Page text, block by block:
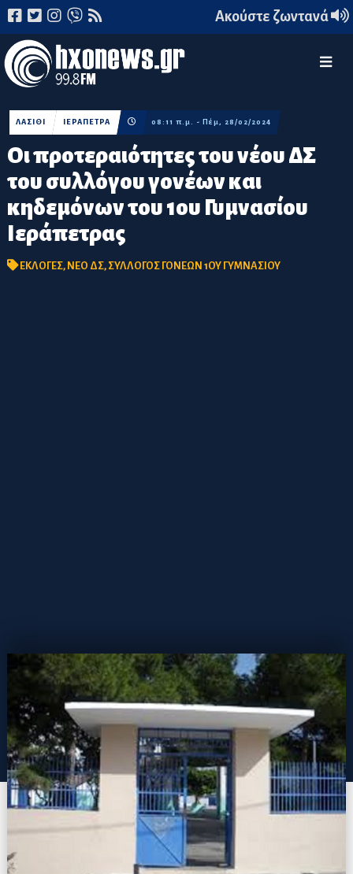
Ακούστε ζωντανά
Οι προτεραιότητες του νέου ΔΣ
του συλλόγου γονέων και
κηδεμόνων του 1ου Γυμνασίου
Ιεράπετρας
ΛΑΣΙΘΙ ΙΕΡΑΠΕΤΡΑ 08:11 π.μ. - Πέμ, 28/02/2024
ΕΚΛΟΓΕΣ, ΝΕΟ ΔΣ, ΣΥΛΛΟΓΟΣ ΓΟΝΕΩΝ 1ΟΥ ΓΥΜΝΑΣΙΟΥ